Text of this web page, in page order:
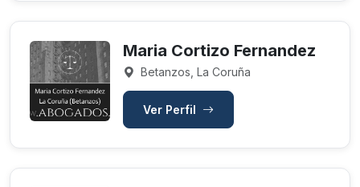
Maria Cortizo Fernandez
Betanzos, La Coruña
Ver Perfil